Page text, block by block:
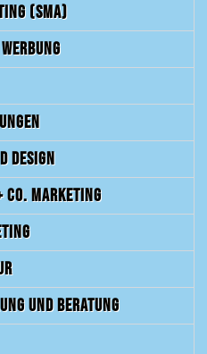
(SMA)
Design
Co. Marketing
und Beratung